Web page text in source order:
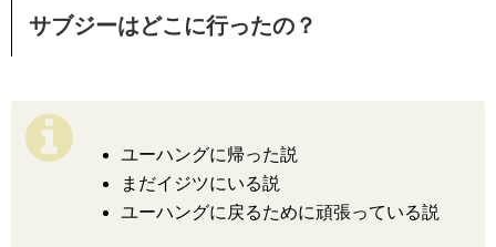
サブジーはどこに行ったの？
ユーハングに帰った説
まだイジツにいる説
ユーハングに戻るために頑張っている説